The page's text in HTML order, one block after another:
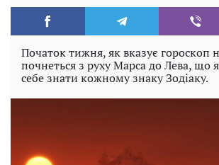
Початок тижня, як вказує гороскоп
почнеться з руху Марса до Лева, що
себе знати кожному знаку Зодіаку.